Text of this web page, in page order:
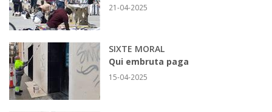
21-04-2025
SIXTE MORAL
Qui embruta paga
15-04-2025